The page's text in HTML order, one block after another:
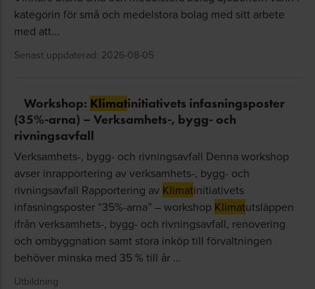
kategorin för små och medelstora bolag med sitt arbete
med att...
Senast uppdaterad: 2026-08-05
Workshop: Klimatinitiativets infasningsposter
(35%-arna) – Verksamhets-, bygg- och
rivningsavfall
Verksamhets-, bygg- och rivningsavfall Denna workshop
avser inrapportering av verksamhets-, bygg- och
rivningsavfall Rapportering av Klimatinitiativets
infasningsposter ”35%-arna” – workshop Klimatutsläppen
ifrån verksamhets-, bygg- och rivningsavfall, renovering
och ombyggnation samt stora inköp till förvaltningen
behöver minska med 35 % till år …
Utbildning